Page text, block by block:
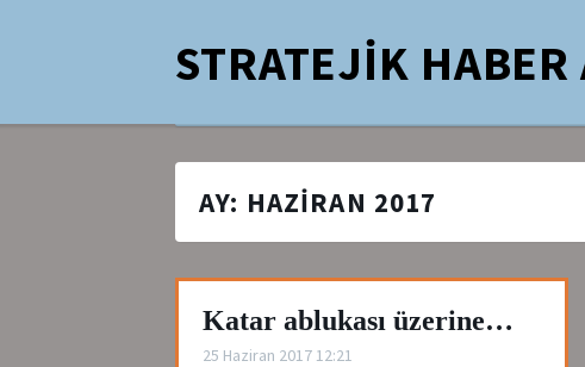
STRATEJİK
AY: HAZIRAN 2017
Katar ablukası üzerine…
25 Haziran 2017 12:21